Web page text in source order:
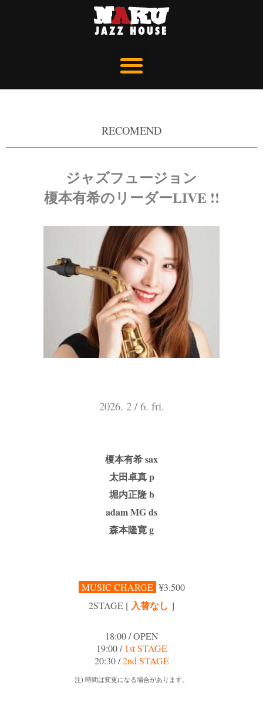
RECOMEND
ジャズフュージョン
榎本有希のリーダーLIVE !!
2026. 2 / 6. fri.
榎本有希 sax
太田卓真 p
堀内正隆 b
adam MG ds
森本隆寛 g
MUSIC CHARGE ¥3.500
2STAGE [ 入替なし ]
18:00 / OPEN
19:00 / 1st STAGE
20:30 /2nd STAGE
注).時間は変更になる場合があります。